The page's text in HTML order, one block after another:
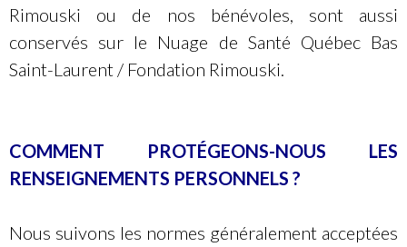
Rimouski ou de nos bénévoles, sont aussi
conservés sur le Nuage de Santé Québec Bas
Saint-Laurent / Fondation Rimouski.
COMMENT PROTÉGEONS-NOUS LES
RENSEIGNEMENTS PERSONNELS ?
Nous suivons les normes généralement acceptées